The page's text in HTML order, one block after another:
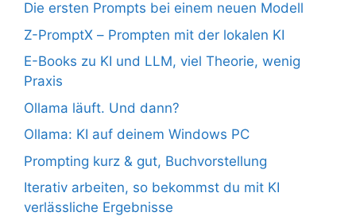
Die ersten Prompts bei einem neuen Modell
Z-PromptX – Prompten mit der lokalen KI
E-Books zu KI und LLM, viel Theorie, wenig
Praxis
Ollama läuft. Und dann?
Ollama: KI auf deinem Windows PC
Prompting kurz & gut, Buchvorstellung
Iterativ arbeiten, so bekommst du mit KI
verlässliche Ergebnisse